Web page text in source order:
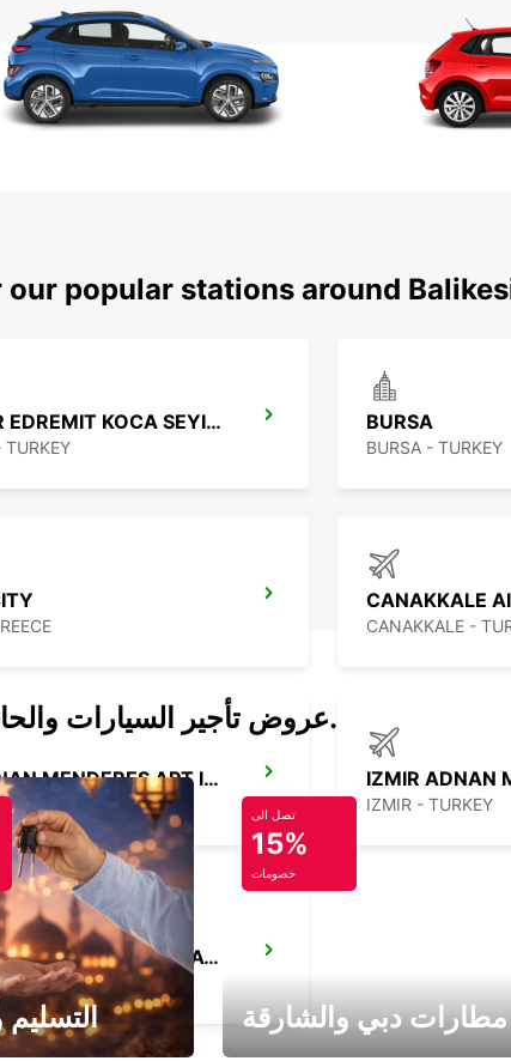
our popular stations around
BALIKESIR EDREMIT KOCA SEYIT APT
TURKEY
BURSA
BURSA - TURKEY
CANAKKALE
CANAKKALE -
IZMIR ADNAN MENDERES APT INTER
IZMIR - TURKEY
ISTANBUL PENDIK YHT RAILWAY STATION
عروض تأجير السيارات والحافلات اليوم.
التسليم
تصل الى
15%
خصومات
مطارات دبي والشارقة